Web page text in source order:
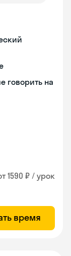
говорить на
1590 ₽ / урок
время